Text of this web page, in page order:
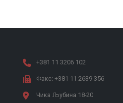
+381 11 3206 102
Факс: +381 11 2639 356
Чика Љубина 18-20